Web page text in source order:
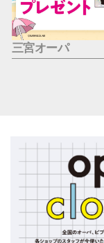
三宮オーパ